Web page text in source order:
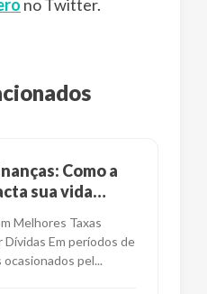
no Twitter.
Como a
sua vida
Melhores Taxas
Em períodos de
ocasionados pel...